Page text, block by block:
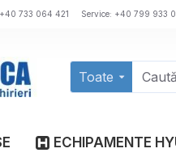
733 064 421 Service: +40 799 933
Toate
ECHIPAMENTE